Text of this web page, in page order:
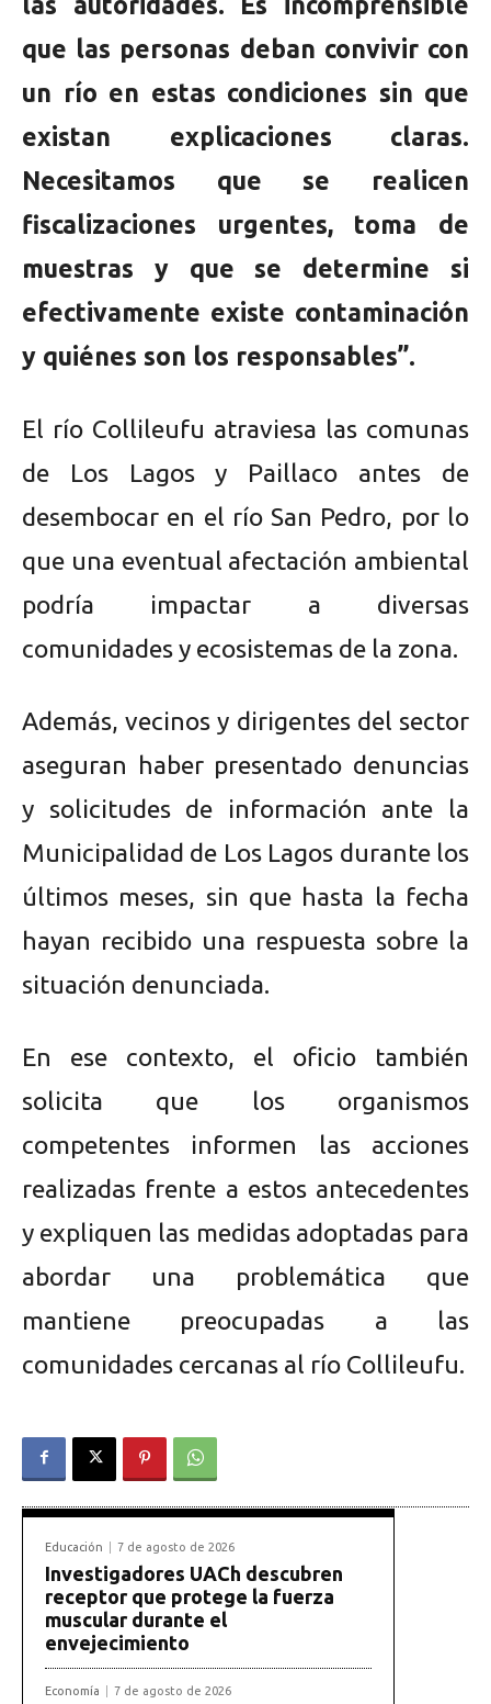
que las personas deban convivir con
un río en estas condiciones sin que
existan explicaciones claras.
Necesitamos que se realicen
fiscalizaciones urgentes, toma de
muestras y que se determine si
efectivamente existe contaminación
y quiénes son los responsables”.
El río Collileufu atraviesa las comunas
de Los Lagos y Paillaco antes de
desembocar en el río San Pedro, por lo
que una eventual afectación ambiental
podría impactar a diversas
comunidades y ecosistemas de la zona.
Además, vecinos y dirigentes del sector
aseguran haber presentado denuncias
y solicitudes de información ante la
Municipalidad de Los Lagos durante los
últimos meses, sin que hasta la fecha
hayan recibido una respuesta sobre la
situación denunciada.
En ese contexto, el oficio también
solicita que los organismos
competentes informen las acciones
realizadas frente a estos antecedentes
y expliquen las medidas adoptadas para
abordar una problemática que
mantiene preocupadas a las
comunidades cercanas al río Collileufu.
Educación 7 de agosto de 2026
Investigadores UACh descubren
receptor que protege la fuerza
muscular durante el
envejecimiento
Economía 7 de agosto de 2026